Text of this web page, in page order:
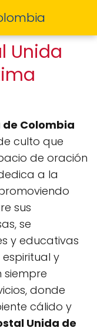
Unida
Colombia
culto que
de oración
a la
sus
se
y educativas
y
siempre
donde
cálido y
Unida de